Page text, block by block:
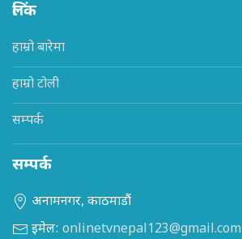
लिंक
हाम्रो बारेमा
हाम्रो टोली
सम्पर्क
सम्पर्क
अनामनगर, काठमाडौं
इमेल: onlinetvnepal123@gmail.com